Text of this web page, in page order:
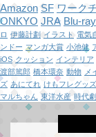
Amazon SF ワーク
ONKYO JRA Blu-ray
ロ 伊藤計劃 イラスト 電気
ンドー マンガ大賞 小池健
iOS クッション インテリア
渡部篤郎 橋本環奈 動物 メ
ズ あにてれ けもフレグッズ
マルちゃん 東洋水産 時代劇